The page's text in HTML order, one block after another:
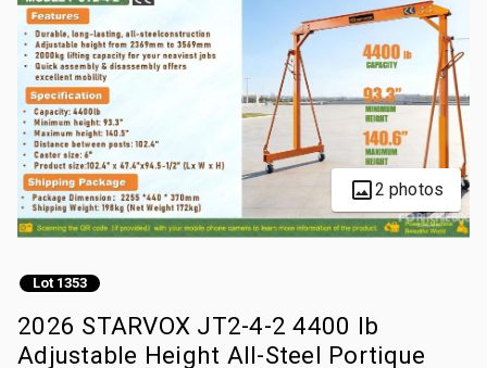
2 photos
Lot 1353
2026 STARVOX JT2-4-2 4400 lb
Adjustable Height All-Steel Portique